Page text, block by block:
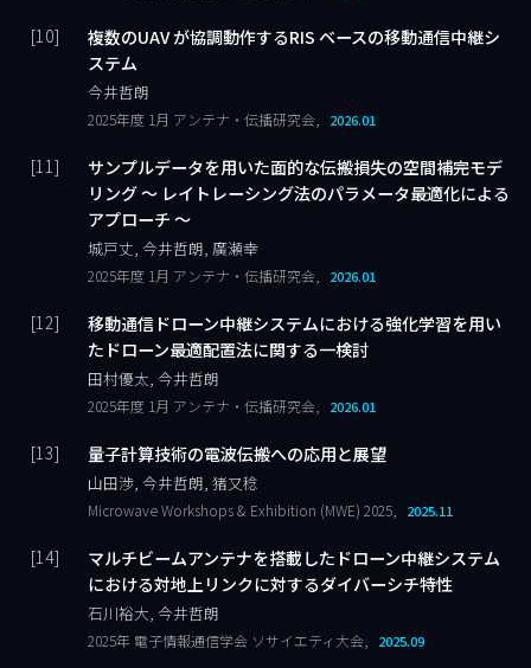
複数のUAV が協調動作するRIS ベースの移動通信中継シ
ステム
今井哲朗
2025年度 1月 アンテナ・伝播研究会, 2026.01
サンプルデータを用いた面的な伝搬損失の空間補完モデ
リング ～ レイトレーシング法のパラメータ最適化による
アプローチ ～
城戸丈, 今井哲朗, 廣瀬幸
2025年度 1月 アンテナ・伝播研究会, 2026.01
移動通信ドローン中継システムにおける強化学習を用い
たドローン最適配置法に関する一検討
田村優太, 今井哲朗
2025年度 1月 アンテナ・伝播研究会, 2026.01
量子計算技術の電波伝搬への応用と展望
山田渉, 今井哲朗, 猪又稔
Microwave Workshops & Exhibition (MWE) 2025, 2025.11
マルチビームアンテナを搭載したドローン中継システム
における対地上リンクに対するダイバーシチ特性
石川裕大, 今井哲朗
2025年 電子情報通信学会 ソサイエティ大会, 2025.09